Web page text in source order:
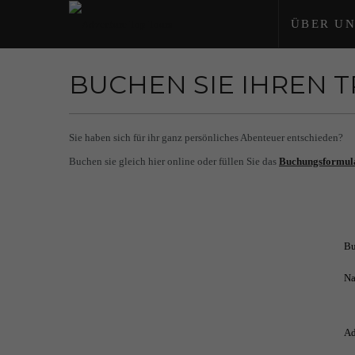
ÜBER
BUCHEN SIE IHREN
Sie haben sich für ihr ganz persönliches Abenteuer entschieden?
Buchen sie gleich hier online oder füllen Sie das